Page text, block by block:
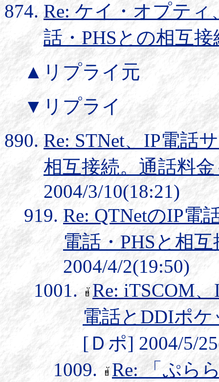
Re: ケイ・オプテ
話・PHSとの相互接
▲リプライ元
▼リプライ
Re: STNet、IP電話
相互接続。通話料
2004/3/10(18:21)
Re: QTNetのIP電
電話・PHSと相互
2004/4/2(19:50)
Re: iTSCOM
電話とDDIポ
[Ｄポ] 2004/5/
Re: 「ぷら